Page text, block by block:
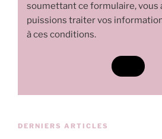
soumettant ce formulaire, vous
puissions traiter vos
à ces conditions.
DERNIERS ARTICLES